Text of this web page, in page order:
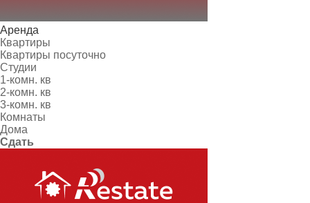
Аренда
Квартиры
Квартиры посуточно
Студии
1-комн. кв
2-комн. кв
3-комн. кв
Комнаты
Дома
Сдать